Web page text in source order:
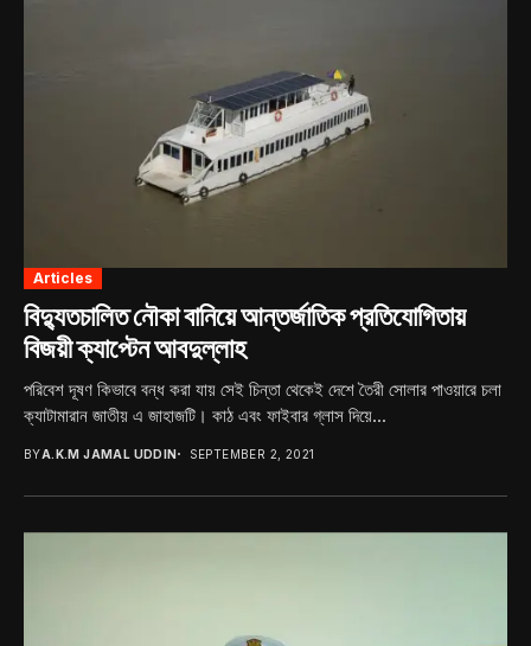
Articles
বিদ্যুতচালিত নৌকা বানিয়ে আন্তর্জাতিক প্রতিযোগিতায়
বিজয়ী ক্যাপ্টেন আবদুল্লাহ
পরিবেশ দূষণ কিভাবে বন্ধ করা যায় সেই চিন্তা থেকেই দেশে তৈরী সোলার পাওয়ারে চলা
ক্যাটামারান জাতীয় এ জাহাজটি। কাঠ এবং ফাইবার গ্লাস দিয়ে...
BYA.K.M JAMAL UDDIN SEPTEMBER 2, 2021